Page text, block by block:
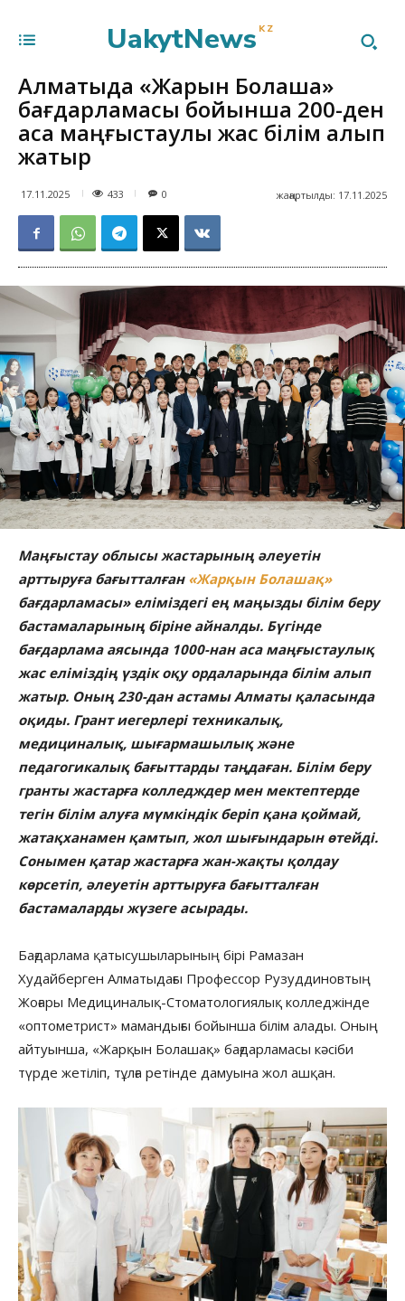
UakytNews KZ
Алматыда «Жарқын Болашақ»
бағдарламасы бойынша 200-ден
аса маңғыстаулық жас білім алып
жатыр
17.11.2025 433 жаңартылды: 17.11.2025
0
Маңғыстау облысы жастарының әлеуетін
арттыруға бағытталған «Жарқын Болашақ»
бағдарламасы» еліміздегі ең маңызды білім беру
бастамаларының біріне айналды. Бүгінде
бағдарлама аясында 1000-нан аса маңғыстаулық
жас еліміздің үздік оқу ордаларында білім алып
жатыр. Оның 230-дан астамы Алматы қаласында
оқиды. Грант иегерлері техникалық,
медициналық, шығармашылық және
педагогикалық бағыттарды таңдаған. Білім беру
гранты жастарға колледждер мен мектептерде
тегін білім алуға мүмкіндік беріп қана қоймай,
жатақханамен қамтып, жол шығындарын өтейді.
Сонымен қатар жастарға жан-жақты қолдау
көрсетіп, әлеуетін арттыруға бағытталған
бастамаларды жүзеге асырады.
Бағдарлама қатысушыларының бірі Рамазан
Худайберген Алматыдағы Профессор Рузуддиновтың
Жоғары Медициналық-Стоматологиялық колледжінде
«оптометрист» мамандығы бойынша білім алады. Оның
айтуынша, «Жарқын Болашақ» бағдарламасы кәсіби
түрде жетіліп, тұлға ретінде дамуына жол ашқан.